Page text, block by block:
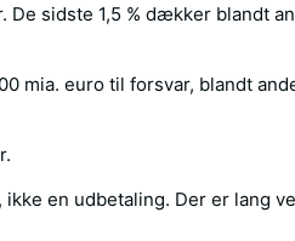
sidste 1,5 % dækker blandt
mia. euro til forsvar, blandt
en udbetaling. Der er lang